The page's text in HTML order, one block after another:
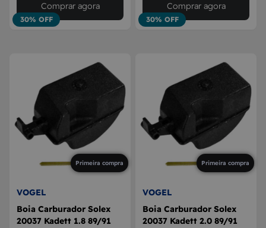
30% OFF
Comprar agora
30% OFF
Comprar agora
Primeira compra
VOGEL
Boia Carburador Solex
20037 Kadett 1.8 89/91
Primeira compra
VOGEL
Boia Carburador Solex
20037 Kadett 2.0 89/91